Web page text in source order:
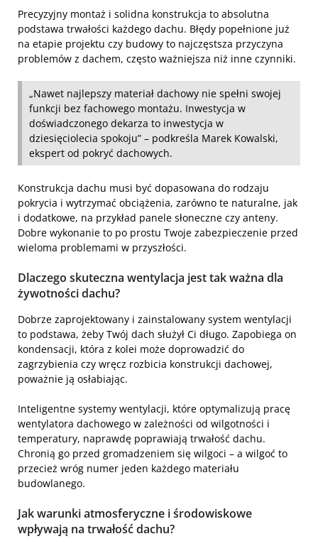
Precyzyjny montaż i solidna konstrukcja to absolutna
podstawa trwałości każdego dachu. Błędy popełnione już
na etapie projektu czy budowy to najczęstsza przyczyna
problemów z dachem, często ważniejsza niż inne czynniki.
„Nawet najlepszy materiał dachowy nie spełni swojej
funkcji bez fachowego montażu. Inwestycja w
doświadczonego dekarza to inwestycja w
dziesięciolecia spokoju” – podkreśla Marek Kowalski,
ekspert od pokryć dachowych.
Konstrukcja dachu musi być dopasowana do rodzaju
pokrycia i wytrzymać obciążenia, zarówno te naturalne, jak
i dodatkowe, na przykład panele słoneczne czy anteny.
Dobre wykonanie to po prostu Twoje zabezpieczenie przed
wieloma problemami w przyszłości.
Dlaczego skuteczna wentylacja jest tak ważna dla
żywotności dachu?
Dobrze zaprojektowany i zainstalowany system wentylacji
to podstawa, żeby Twój dach służył Ci długo. Zapobiega on
kondensacji, która z kolei może doprowadzić do
zagrzybienia czy wręcz rozbicia konstrukcji dachowej,
poważnie ją osłabiając.
Inteligentne systemy wentylacji, które optymalizują pracę
wentylatora dachowego w zależności od wilgotności i
temperatury, naprawdę poprawiają trwałość dachu.
Chronią go przed gromadzeniem się wilgoci – a wilgoć to
przecież wróg numer jeden każdego materiału
budowlanego.
Jak warunki atmosferyczne i środowiskowe
wpływają na trwałość dachu?